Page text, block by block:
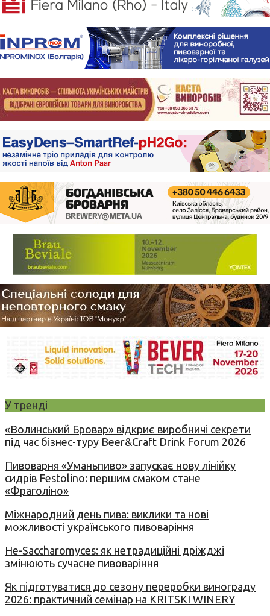
У тренді
«Волинський Бровар» відкриє виробничі секрети
під час бізнес-туру Beer&Craft Drink Forum 2026
Пивоварня «Уманьпиво» запускає нову лінійку
сидрів Festolino: першим смаком стане
«Фраголіно»
Міжнародний день пива: виклики та нові
можливості українського пивоваріння
Не-Saccharomyces: як нетрадиційні дріжджі
змінюють сучасне пивоваріння
Як підготуватися до сезону переробки винограду
2026: практичний семінар на KRITSKI WINERY